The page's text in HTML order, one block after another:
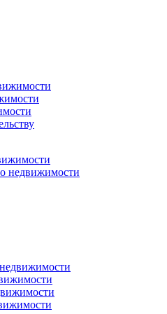
недвижимости